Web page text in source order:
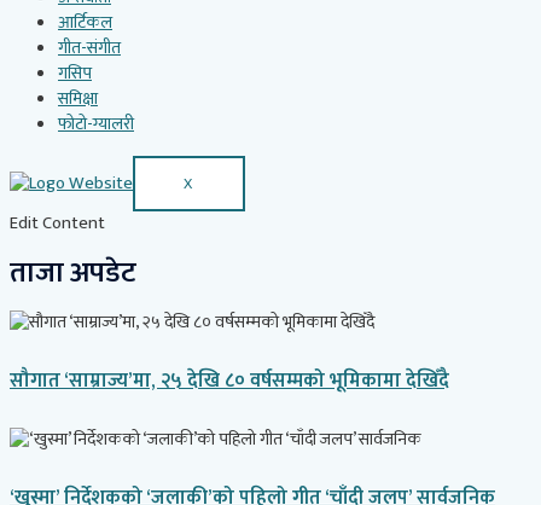
आर्टिकल
गीत-संगीत
गसिप
समिक्षा
फोटो-ग्यालरी
X
Edit Content
ताजा अपडेट
सौगात ‘साम्राज्य’मा, २५ देखि ८० वर्षसम्मको भूमिकामा देखिँदै
‘खुस्मा’ निर्देशकको ‘जलाकी’को पहिलो गीत ‘चाँदी जलप’ सार्वजनिक